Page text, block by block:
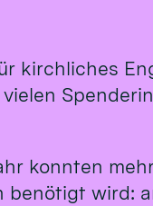
kirchliches
konnten
benötigt wird: